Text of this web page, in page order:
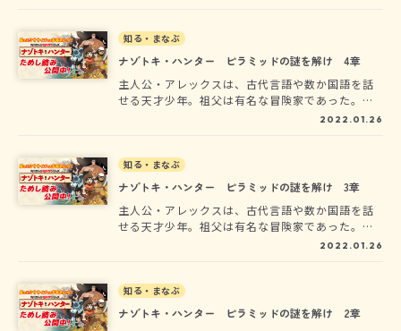
さまざまなナゾトキに正解しなければならない。
宝を守るミイラたちに襲われながら、難関を乗り
越え、スフィンクスによる最後の謎に挑む！
知る・まなぶ
ナゾトキ・ハンター ピラミッドの謎を解け 4章
主人公・アレックスは、古代言語や数か国語を話
せる天才少年。祖父は有名な冒険家であった。古
代文明の遺品をその目で見たくて冒険家になった
さまざまなナゾトキに正解しなければならない。
宝を守るミイラたちに襲われながら、難関を乗り
越え、スフィンクスによる最後の謎に挑む！
2022.01.26
知る・まなぶ
ナゾトキ・ハンター ピラミッドの謎を解け 3章
主人公・アレックスは、古代言語や数か国語を話
せる天才少年。祖父は有名な冒険家であった。古
代文明の遺品をその目で見たくて冒険家になった
さまざまなナゾトキに正解しなければならない。
宝を守るミイラたちに襲われながら、難関を乗り
越え、スフィンクスによる最後の謎に挑む！
2022.01.26
知る・まなぶ
ナゾトキ・ハンター ピラミッドの謎を解け 2章